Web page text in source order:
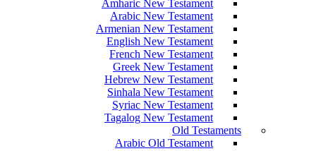
Amharic New Testament
Arabic New Testament
Armenian New Testament
English New Testament
French New Testament
Greek New Testament
Hebrew New Testament
Sinhala New Testament
Syriac New Testament
Tagalog New Testament
Old Testaments
Arabic Old Testament